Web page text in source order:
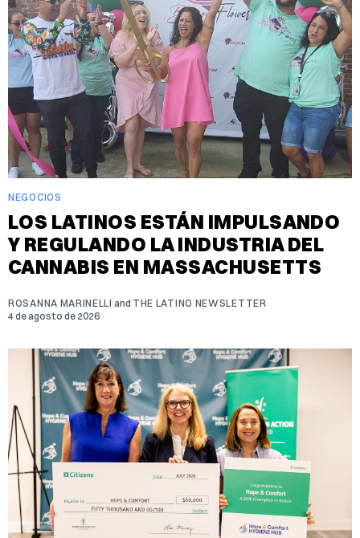
NEGOCIOS
LOS LATINOS ESTÁN IMPULSANDO
Y REGULANDO LA INDUSTRIA DEL
CANNABIS EN MASSACHUSETTS
ROSANNA MARINELLI and THE LATINO NEWSLETTER
4 de agosto de 2026